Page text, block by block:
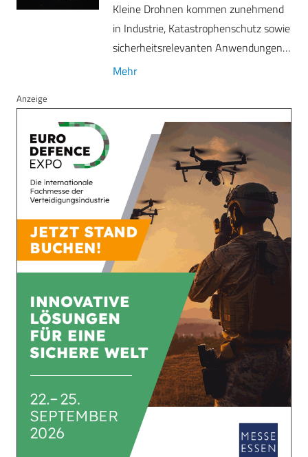
Kleine Drohnen kommen zunehmend
in Industrie, Katastrophenschutz sowie
sicherheitsrelevanten Anwendungen…
Mehr
Anzeige